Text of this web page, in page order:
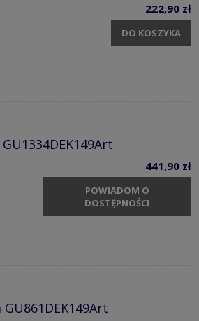
222,90 zł
DO KOSZYKA
441,90 zł
POWIADOM O
DOSTĘPNOŚCI